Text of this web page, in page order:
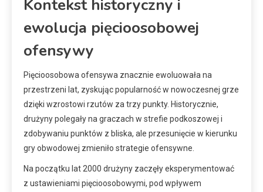
Kontekst historyczny i
ewolucja pięcioosobowej
ofensywy
Pięcioosobowa ofensywa znacznie ewoluowała na
przestrzeni lat, zyskując popularność w nowoczesnej grze
dzięki wzrostowi rzutów za trzy punkty. Historycznie,
drużyny polegały na graczach w strefie podkoszowej i
zdobywaniu punktów z bliska, ale przesunięcie w kierunku
gry obwodowej zmieniło strategie ofensywne.
Na początku lat 2000 drużyny zaczęły eksperymentować
z ustawieniami pięcioosobowymi, pod wpływem